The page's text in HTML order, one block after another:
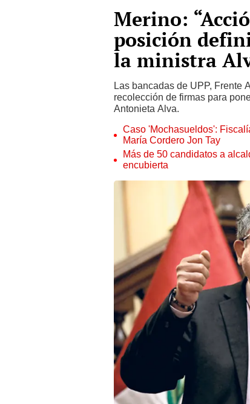
Merino:
posición
la ministra
Las bancadas de UPP, Frente
recolección de firmas para
Antonieta Alva.
Caso 'Mochasueldos':
María Cordero Jon Tay
Más de 50 candidatos a
encubierta